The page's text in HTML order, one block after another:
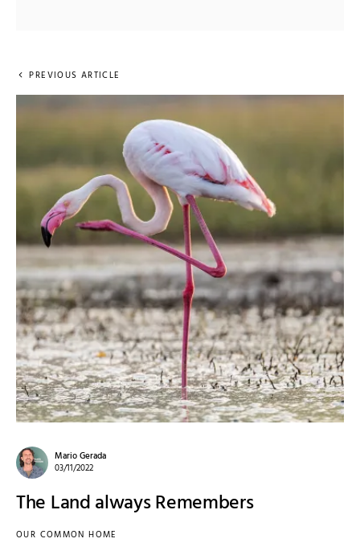
PREVIOUS ARTICLE
Mario Gerada
03/11/2022
The Land always Remembers
OUR COMMON HOME